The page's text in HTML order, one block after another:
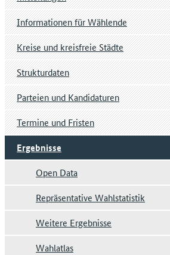
Informationen für Wählende
Kreise und kreisfreie Städte
Strukturdaten
Parteien und Kandidaturen
Termine und Fristen
Ergebnisse
Open Data
Repräsentative Wahlstatistik
Weitere Ergebnisse
Wahlatlas